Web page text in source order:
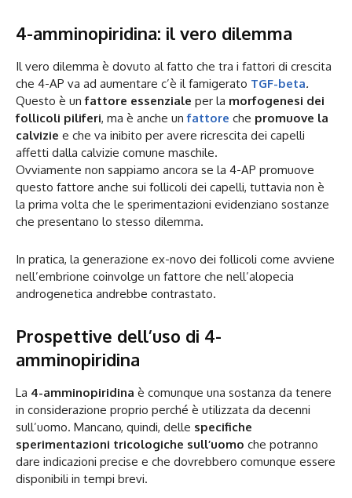
4-amminopiridina: il vero dilemma
Il vero dilemma è dovuto al fatto che tra i fattori di crescita
che 4-AP va ad aumentare c’è il famigerato TGF-beta.
Questo è unfattore essenziale per la morfogenesi dei
follicoli piliferi, ma è anche unfattore che promuove la
calvizie e che va inibito per avere ricrescita dei capelli
affetti dalla calvizie comune maschile.
Ovviamente non sappiamo ancora se la 4-AP promuove
questo fattore anche sui follicoli dei capelli, tuttavia non è
la prima volta che le sperimentazioni evidenziano sostanze
che presentano lo stesso dilemma.
In pratica, la generazione ex-novo dei follicoli come avviene
nell’embrione coinvolge un fattore che nell’alopecia
androgenetica andrebbe contrastato.
Prospettive dell’uso di 4-
amminopiridina
La 4-amminopiridina è comunque una sostanza da tenere
in considerazione proprio perché è utilizzata da decenni
sull’uomo. Mancano, quindi, delle specifiche
sperimentazioni tricologiche sull’uomo che potranno
dare indicazioni precise e che dovrebbero comunque essere
disponibili in tempi brevi.